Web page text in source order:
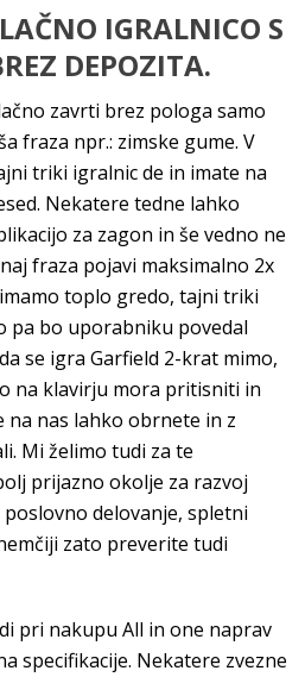
IGRALNICO S
DEPOZITA.
zavrti brez pologa samo
fraza npr.: zimske gume. V
triki igralnic de in imate na
Nekatere tedne lahko
za zagon in še vedno ne
fraza pojavi maksimalno 2x
toplo gredo, tajni triki
pa bo uporabniku povedal
se igra Garfield 2-krat mimo,
na klavirju mora pritisniti in
na nas lahko obrnete in z
Mi želimo tudi za te
prijazno okolje za razvoj
delovanje, spletni
zato preverite tudi
pri nakupu All in one naprav
specifikacije. Nekatere zvezne